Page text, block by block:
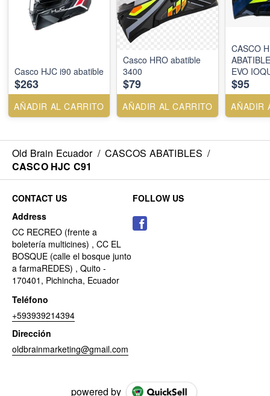
Casco HJC i90 abatible
$263
AÑADIR AL CARRITO
Casco HRO abatible
3400
$79
AÑADIR AL CARRITO
CASCO
EVO
VISOR
$95
AÑADIR
Old Brain Ecuador / CASCOS ABATIBLES /
CASCO HJC C91
CONTACT US
Address
CC RECREO (frente a
boletería multicines) , CC EL
BOSQUE (calle el bosque junto
a farmaREDES) , Quito -
170401, Pichincha, Ecuador
Teléfono
+593939214394
Dirección
oldbrainmarketing@gmail.com
FOLLOW US
powered by